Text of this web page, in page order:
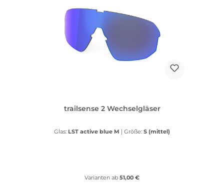
trailsense 2 Wechselgläser
Glas: LST active blue M | Größe: S (mittel)
Varianten ab 51,00 €